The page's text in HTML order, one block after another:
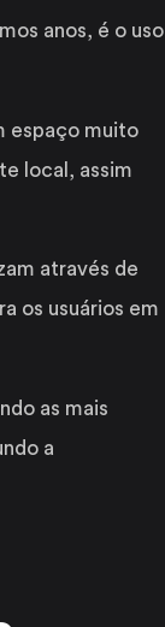
anos, é o uso
espaço muito
local, assim
através de
os usuários em
as mais
a